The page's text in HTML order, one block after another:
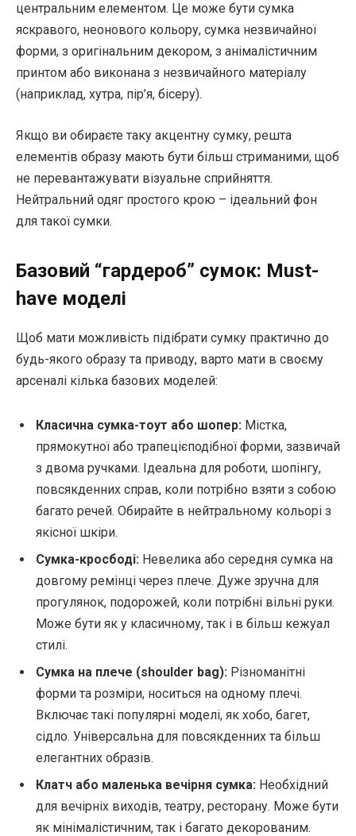
центральним елементом. Це може бути сумка
яскравого, неонового кольору, сумка незвичайної
форми, з оригінальним декором, з анімалістичним
принтом або виконана з незвичайного матеріалу
(наприклад, хутра, пір’я, бісеру).
Якщо ви обираєте таку акцентну сумку, решта
елементів образу мають бути більш стриманими, щоб
не перевантажувати візуальне сприйняття.
Нейтральний одяг простого крою – ідеальний фон
для такої сумки.
Базовий “гардероб” сумок: Must-
have моделі
Щоб мати можливість підібрати сумку практично до
будь-якого образу та приводу, варто мати в своєму
арсеналі кілька базових моделей:
Класична сумка-тоут або шопер: Містка,
прямокутної або трапецієподібної форми, зазвичай
з двома ручками. Ідеальна для роботи, шопінгу,
повсякденних справ, коли потрібно взяти з собою
багато речей. Обирайте в нейтральному кольорі з
якісної шкіри.
Сумка-кросбоді: Невелика або середня сумка на
довгому ремінці через плече. Дуже зручна для
прогулянок, подорожей, коли потрібні вільні руки.
Може бути як у класичному, так і в більш кежуал
стилі.
Сумка на плече (shoulder bag): Різноманітні
форми та розміри, носиться на одному плечі.
Включає такі популярні моделі, як хобо, багет,
сідло. Універсальна для повсякденних та більш
елегантних образів.
Клатч або маленька вечірня сумка: Необхідний
для вечірніх виходів, театру, ресторану. Може бути
як мінімалістичним, так і багато декорованим.